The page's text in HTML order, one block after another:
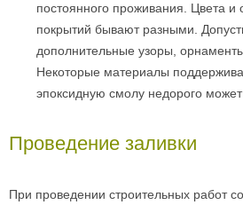
постоянного проживания. Цвета и
покрытий бывают разными.
дополнительные узоры,
Некоторые материалы
эпоксидную смолу недорого
Проведение заливки
При проведении строительных работ